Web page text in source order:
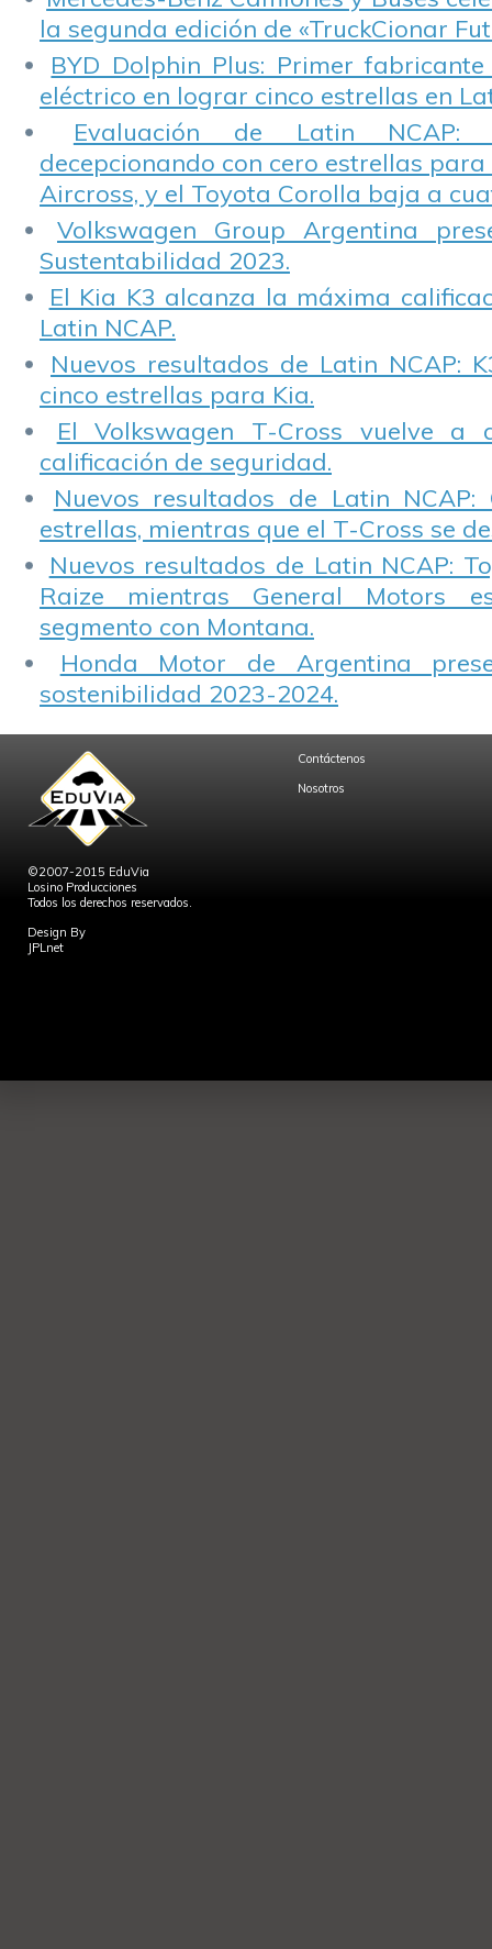
la segunda edición de «TruckCionar
BYD Dolphin Plus: Primer
eléctrico en lograr cinco estrellas en
Evaluación de Latin NCAP:
decepcionando con cero estrellas para
Aircross, y el Toyota Corolla baja a
Volkswagen Group Argentina
Sustentabilidad 2023.
El Kia K3 alcanza la máxima
Latin NCAP.
Nuevos resultados de Latin NCAP:
cinco estrellas para Kia.
El Volkswagen T-Cross vuelve a
calificación de seguridad.
Nuevos resultados de Latin NCAP:
estrellas, mientras que el T-Cross se
Nuevos resultados de Latin NCAP:
Raize mientras General Motors
segmento con Montana.
Honda Motor de Argentina
sostenibilidad 2023-2024.
©2007-2015 EduVia
Losino Producciones
Todos los derechos reservados.
Design By
JPLnet
Contáctenos
Nosotros